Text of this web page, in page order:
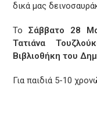
δικά μας
ΤοΣάββατο 28
Τατιάνα
Βιβλιοθήκη του
Για παιδιά 5-10